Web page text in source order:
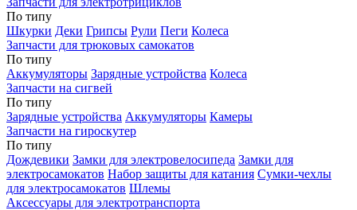
По типу
Шкурки Деки Грипсы Рули Пеги Колеса
Запчасти для трюковых самокатов
По типу
Аккумуляторы Зарядные устройства Колеса
Запчасти на сигвей
По типу
Зарядные устройства Аккумуляторы Камеры
Запчасти на гироскутер
По типу
Дождевики Замки для электровелосипеда Замки для
электросамокатов Набор защиты для катания Сумки-чехлы
для электросамокатов Шлемы
Аксессуары для электротранспорта